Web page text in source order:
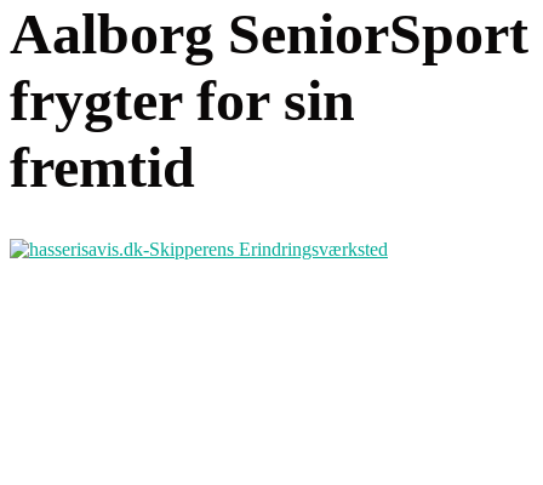
Aalborg SeniorSport
frygter for sin
fremtid